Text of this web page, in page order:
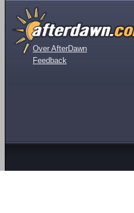
Over AfterDawn
Feedback